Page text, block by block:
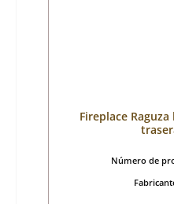
Fireplace
Número de